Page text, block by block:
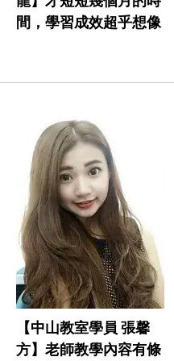
間，學習成效超乎想像
【中山教室學員 張馨
方】老師教學內容有條